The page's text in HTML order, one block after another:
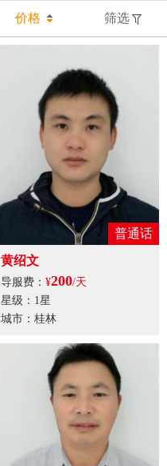
价格 筛选
普通话
黄绍文
导服费： ¥200/天
星级：1星
城市：桂林